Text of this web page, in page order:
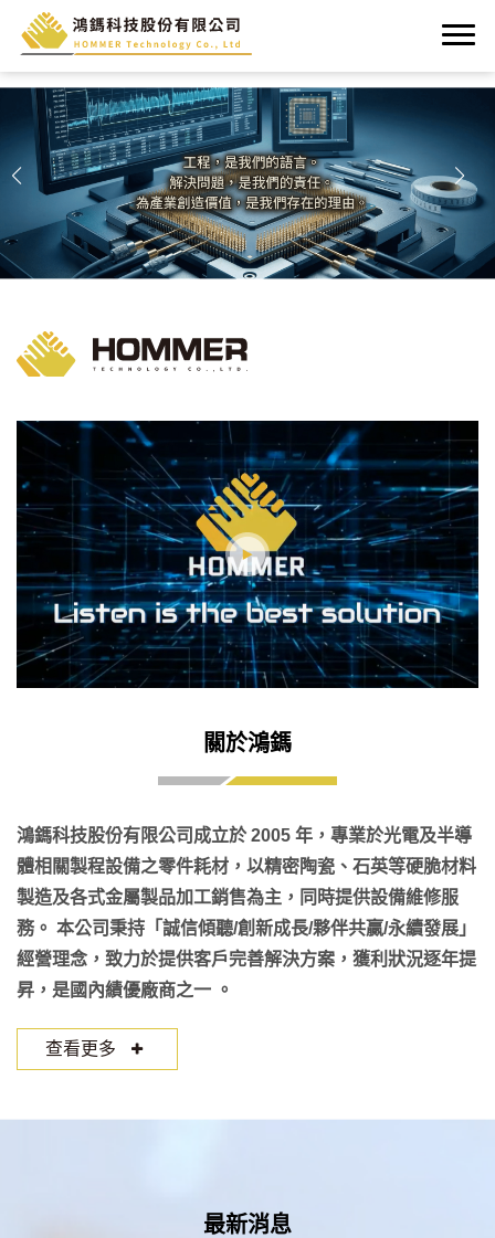
關於鴻鎷
鴻鎷科技股份有限公司成立於 2005 年，專業於光電及半導
體相關製程設備之零件耗材，以精密陶瓷、石英等硬脆材料
製造及各式金屬製品加工銷售為主，同時提供設備維修服
務。 本公司秉持「誠信傾聽/創新成長/夥伴共贏/永續發展」
經營理念，致力於提供客戶完善解決方案，獲利狀況逐年提
昇，是國內績優廠商之一 。
查看更多
最新消息